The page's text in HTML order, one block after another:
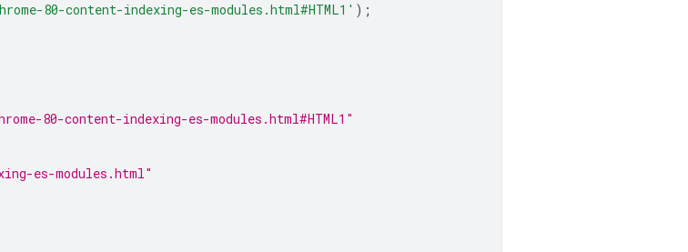
80-content-indexing-es-modules.html#HTML1' );
80-content-indexing-es-modules.html#HTML1"
es-modules.html"